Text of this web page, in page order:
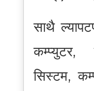
साथै
कम्प्युटर,
सिस्टम,